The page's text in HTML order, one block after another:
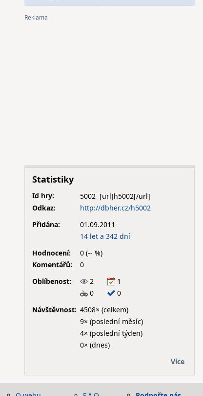
Statistiky
Id hry:
5002
Odkaz:
http://dbher.cz/h5002
Přidána:
01.09.2011
14 let a 342 dní
Hodnocení:
0 (-- %)
Komentářů:
0
Oblíbenost:
2
1
0
0
Návštěvnost: 4508× (celkem)
9× (poslední měsíc)
4× (poslední týden)
0× (dnes)
Více